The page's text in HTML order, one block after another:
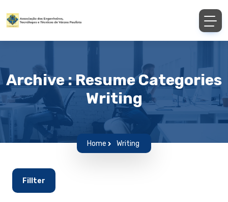
Archive : Resume Categories
Writing
Home Writing
Fillter